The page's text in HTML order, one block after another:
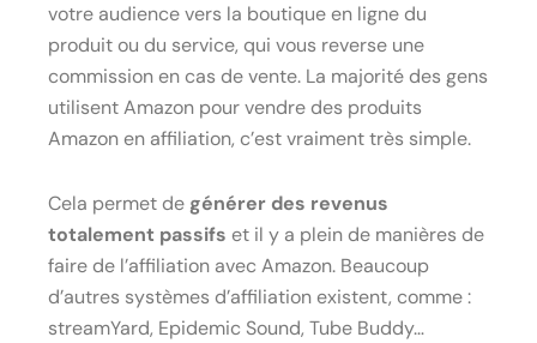
votre audience vers la boutique en ligne du
produit ou du service, qui vous reverse une
commission en cas de vente. La majorité des gens
utilisent Amazon pour vendre des produits
Amazon en affiliation, c’est vraiment très simple.
Cela permet de générer des revenus
totalement passifs et il y a plein de manières de
faire de l’affiliation avec Amazon. Beaucoup
d’autres systèmes d’affiliation existent, comme :
streamYard, Epidemic Sound, Tube Buddy…